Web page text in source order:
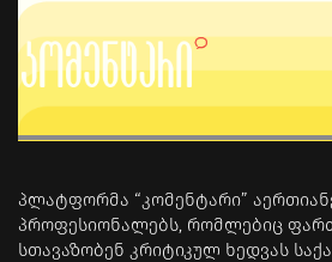
პლატფორმა “კომენტარი”
პროფესიონალებს, რომლებიც
სთავაზობენ კრიტიკულ ხედვას